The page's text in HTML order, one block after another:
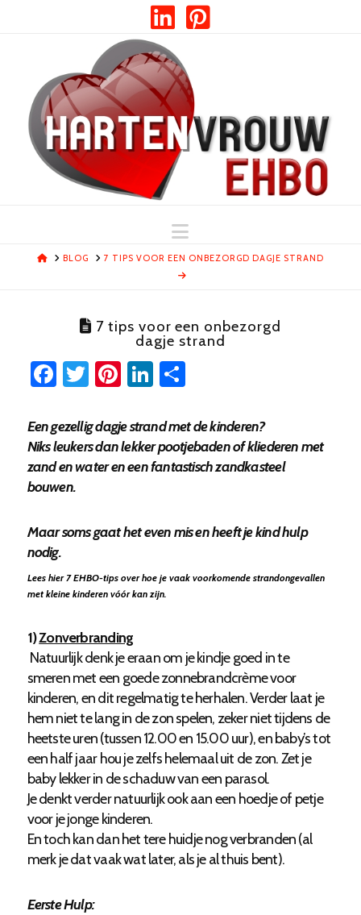
Navigation
HOMEBLOG 7 TIPS VOOR EEN ONBEZORGD DAGJE STRAND
7 tips voor een onbezorgd
dagje strand
Facebook
Twitter
Pinterest
LinkedIn
Delen
Een gezellig dagje strandmet de kinderen?
Niks leukers dan lekker pootjebaden of kliederen met
zand en water en een fantastisch zandkasteel
bouwen.
Maar soms gaat het even mis en heeft je kind hulp
nodig.
Lees hier 7 EHBO-tips over hoe je vaak voorkomende strandongevallen
met kleine kinderen vóór kan zijn.
1)Zonverbranding
Natuurlijk denk je eraan om je kindje goed in te
smeren met een goede zonnebrandcrème voor
kinderen, en dit regelmatig te herhalen. Verder laat je
hem niet te lang in de zon spelen, zeker niet tijdens de
heetste uren (tussen 12.00 en 15.00 uur), en baby’s tot
een half jaar hou je zelfs helemaal uit de zon. Zet je
baby lekker in de schaduw van een parasol.
Je denkt verder natuurlijk ook aan een hoedje of petje
voor je jonge kinderen.
En toch kan dan het tere huidje nog verbranden (al
merk je dat vaak wat later, als je al thuis bent).
Eerste Hulp: